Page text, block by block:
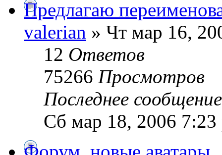
Предлагаю
valerian » Чт мар 16,
12 Ответов
75266 Просмотров
Последнее
Сб мар 18, 2006 7:23